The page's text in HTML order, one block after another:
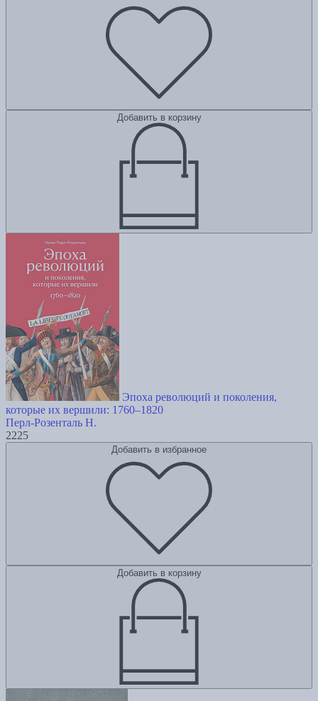
Добавить в корзину
Эпоха революций и поколения,
которые их вершили: 1760–1820
Перл-Розенталь Н.
2225
Добавить в избранное
Добавить в корзину